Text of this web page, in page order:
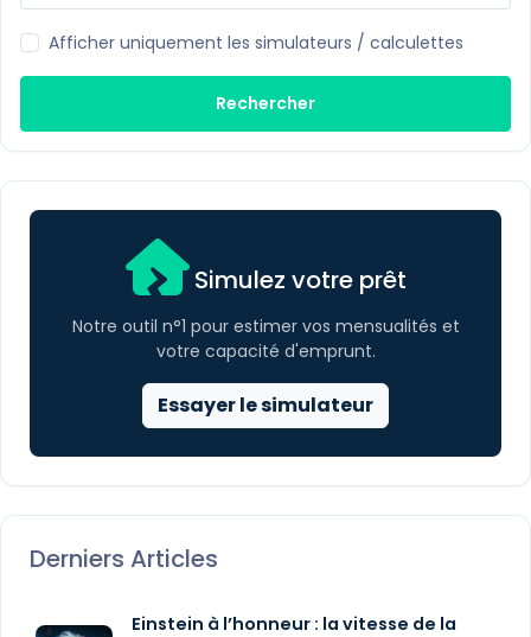
Afficher uniquement les simulateurs / calculettes
Rechercher
Simulez votre prêt
Notre outil n°1 pour estimer vos mensualités et
votre capacité d'emprunt.
Essayer le simulateur
Derniers Articles
Einstein à l’honneur : la vitesse de la